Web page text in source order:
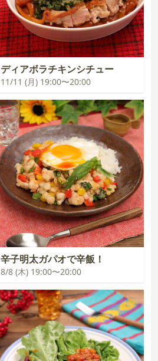
ディアボラチキンシチュー
11/11 (月) 19:00〜20:00
辛子明太ガパオで辛飯！
8/8 (木) 19:00〜20:00